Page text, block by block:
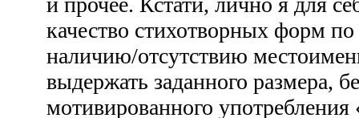
качество стихотворных форм
наличию/отсутствию
выдержать заданного размера,
мотивированного